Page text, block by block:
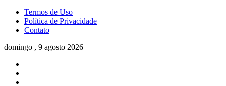
Termos de Uso
Política de Privacidade
Contato
domingo , 9 agosto 2026